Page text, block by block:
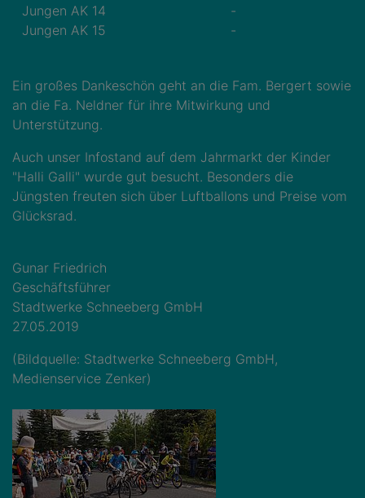
Jungen AK 14
Jungen AK 15
-
-
Ein großes Dankeschön geht an die Fam. Bergert sowie
an die Fa. Neldner für ihre Mitwirkung und
Unterstützung.
Auch unser Infostand auf dem Jahrmarkt der Kinder
"Halli Galli" wurde gut besucht. Besonders die
Jüngsten freuten sich über Luftballons und Preise vom
Glücksrad.
Gunar Friedrich
Geschäftsführer
Stadtwerke Schneeberg GmbH
27.05.2019
(Bildquelle: Stadtwerke Schneeberg GmbH,
Medienservice Zenker)